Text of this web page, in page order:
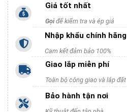
Giá tốt nhất
Gọiđể kiểm tra và ép giá
Nhập khẩu chính hãng
Cam kết đảm bảo 100%
Giao lắp miễn phí
Toàn bộ công giao và lắp đặt
Bảo hành tận nơi